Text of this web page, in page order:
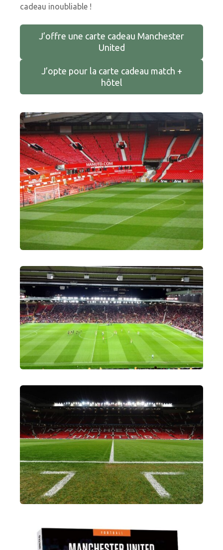
cadeau inoubliable !
J’offre une carte cadeau Manchester
United
J’opte pour la carte cadeau match +
hôtel